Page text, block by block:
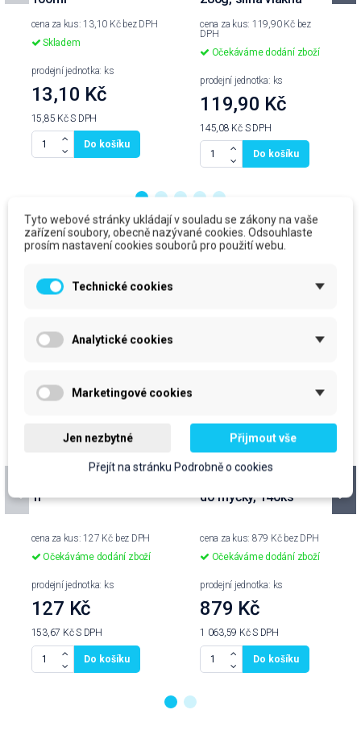
cena za kus: 13,10 Kč bez DPH
Skladem
prodejní jednotka: ks
13,10 Kč
15,85 KčS DPH
Do košíku
cena za kus: 119,90 Kč bez
DPH
Očekáváme dodání zboží
prodejní jednotka: ks
119,90 Kč
145,08 Kč S DPH
Do košíku
Produkty ve stejné kategorii
1l
cena za kus: 127 Kč bez DPH
Očekáváme dodání zboží
prodejní jednotka: ks
127 Kč
153,67 KčS DPH
Do košíku
do myčky, 140ks
cena za kus: 879 Kč bez DPH
Očekáváme dodání zboží
prodejní jednotka: ks
879 Kč
1 063,59 KčS DPH
Do košíku
Tyto webové stránky ukládají v souladu se zákony na vaše
zařízení soubory, obecně nazývané cookies. Odsouhlaste
prosím nastavení cookies souborů pro použití webu.
Technické cookies
Analytické cookies
Marketingové cookies
Jen nezbytné Přijmout vše
Přejít na stránku Podrobně o cookies